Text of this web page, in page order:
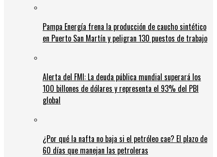
Pampa Energía frena la producción de caucho sintético
en Puerto San Martín y peligran 130 puestos de trabajo
Alerta del FMI: La deuda pública mundial superará los
100 billones de dólares y representa el 93% del PBI
global
¿Por qué la nafta no baja si el petróleo cae? El plazo de
60 días que manejan las petroleras